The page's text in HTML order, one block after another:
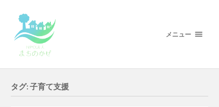
メニュー
タグ:子育て支援